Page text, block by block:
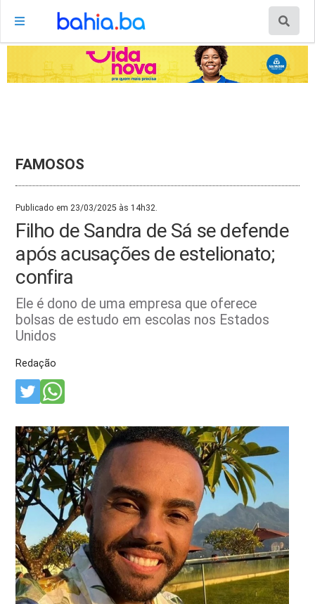
FAMOSOS
Publicado em 23/03/2025 às 14h32.
Filho de Sandra de Sá se defende
após acusações de estelionato;
confira
Ele é dono de uma empresa que oferece
bolsas de estudo em escolas nos Estados
Unidos
Redação